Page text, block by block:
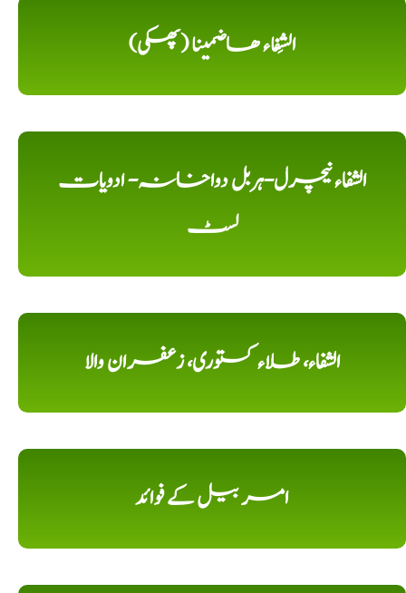
الشِفاء ھاضمینا (پھکی)
الشفاء نیچرل-ہربل دواخانہ- ادویات
لسٹ
الشفاء، طلاء کستوری، زعفران والا
امر بیل کے فوائد